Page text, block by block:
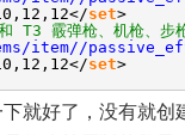
set>
T3 霰弹枪、机枪、
item//
set>
下就好了，没有就